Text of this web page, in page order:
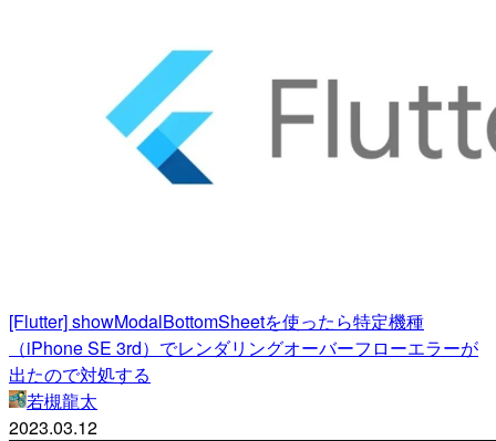
[Flutter] showModalBottomSheetを使ったら特定機種
（iPhone SE 3rd）でレンダリングオーバーフローエラーが
出たので対処する
若槻龍太
2023.03.12